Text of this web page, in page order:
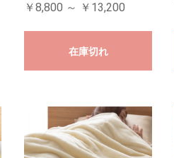
￥8,800 ～ ￥13,200
在庫切れ